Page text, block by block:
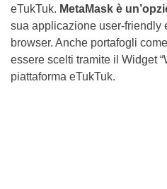
eTukTuk. MetaMask è
sua applicazione user-friendly
browser. Anche portafogli
essere scelti tramite il Widget
piattaforma eTukTuk.